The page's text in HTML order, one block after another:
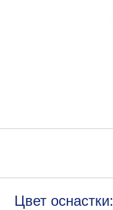
Цвет оснастки: